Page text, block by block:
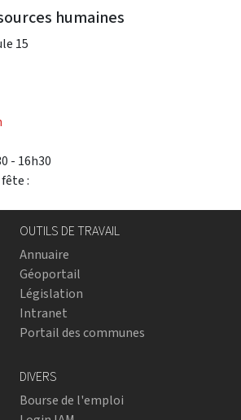
humaines
15
- 16h30
:
OUTILS DE TRAVAIL
Annuaire
Géoportail
Législation
Intranet
Portail des communes
DIVERS
Bourse de l'emploi